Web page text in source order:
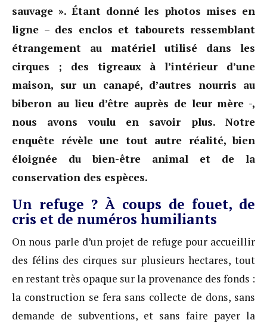
sauvage ». Étant donné les photos mises en
ligne – des enclos et tabourets ressemblant
étrangement au matériel utilisé dans les
cirques ; des tigreaux à l’intérieur d’une
maison, sur un canapé, d’autres nourris au
biberon au lieu d’être auprès de leur mère -,
nous avons voulu en savoir plus. Notre
enquête révèle une tout autre réalité, bien
éloignée du bien-être animal et de la
conservation des espèces.
Un refuge ? À coups de fouet, de
cris et de numéros humiliants
On nous parle d’un projet de refuge pour accueillir
des félins des cirques sur plusieurs hectares, tout
en restant très opaque sur la provenance des fonds :
la construction se fera sans collecte de dons, sans
demande de subventions, et sans faire payer la